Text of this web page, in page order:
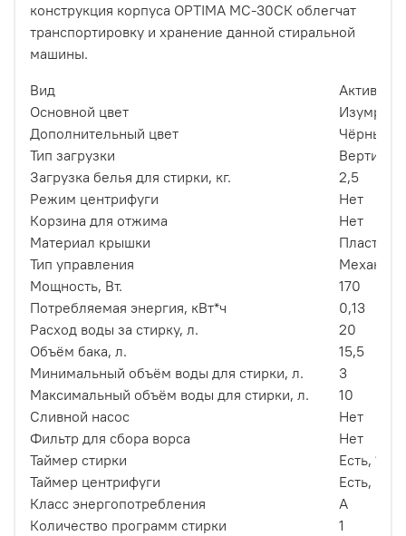
конструкция корпуса OPTIMA МС-30СК облегчат
транспортировку и хранение данной стиральной
машины.
Вид
Основной цвет
Дополнительный цвет
Чёрный
Тип загрузки
Загрузка белья для стирки, кг.
2,5
Режим центрифуги
Нет
Корзина для отжима
Нет
Материал крышки
Пластик
Тип управления
Мощность, Вт.
170
Потребляемая энергия, кВт*ч
0,13
Расход воды за стирку, л.
20
Объём бака, л.
15,5
Минимальный объём воды для стирки, л.
3
Максимальный объём воды для стирки, л.
10
Сливной насос
Нет
Фильтр для сбора ворса
Нет
Таймер стирки
Есть, 10
Таймер центрифуги
Есть, 5
Класс энергопотребления
A
Количество программ стирки
1